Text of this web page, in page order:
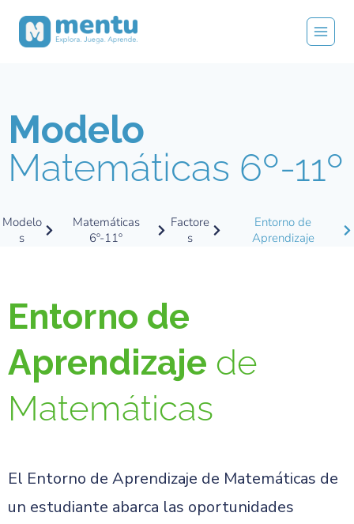
Modelo
Matemáticas 6º-11º
Modelo
s
Matemáticas
6º-11º
Factore
s
Entorno de
Aprendizaje
Entorno de
Aprendizaje de
Matemáticas
El Entorno de Aprendizaje de Matemáticas de
un estudiante abarca las oportunidades